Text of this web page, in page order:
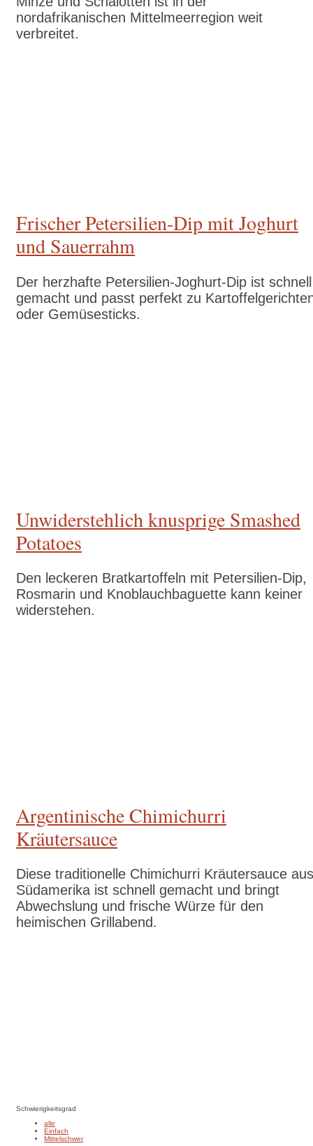
nordafrikanischen Mittelmeerregion weit
verbreitet.
Frischer Petersilien-Dip mit Joghurt
und Sauerrahm
Der herzhafte Petersilien-Joghurt-Dip ist schnell
gemacht und passt perfekt zu
oder Gemüsesticks.
Unwiderstehlich knusprige Smashed
Potatoes
Den leckeren Bratkartoffeln mit Petersilien-Dip,
Rosmarin und Knoblauchbaguette kann keiner
widerstehen.
Argentinische Chimichurri
Kräutersauce
Diese traditionelle Chimichurri Kräutersauce aus
Südamerika ist schnell gemacht und bringt
Abwechslung und frische Würze für den
heimischen Grillabend.
Schwierigkeitsgrad
alle
Einfach
Mittelschwer